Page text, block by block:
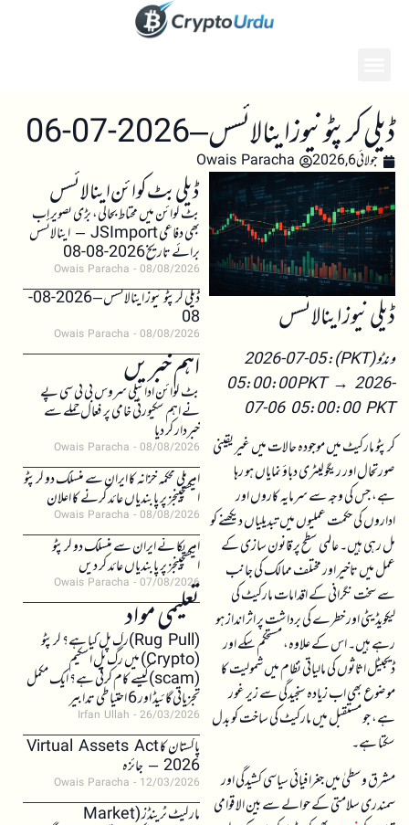
ڈیلی کرپٹو نیوز اینالائسس – 2026-07-06
جولائی 6, 2026 Owais Paracha
ڈیلی نیوز اینالائسس
ونڈو (PKT): 2026-07-05
05:00:00 PKT → 2026-
07-06 05:00:00 PKT
کرپٹو مارکیٹ میں موجودہ حالات میں غیر یقینی
صورتحال اور ریگولیٹری دباؤ نمایاں ہو رہا
ہے، جس کی وجہ سے سرمایہ کاروں اور
اداروں کی حکمت عملیوں میں تبدیلیاں دیکھنے کو
مل رہی ہیں۔ عالمی سطح پر قانون سازی کے
عمل میں تاخیر اور مختلف ممالک کی جانب
سے سخت نگرانی کے اقدامات مارکیٹ کی
لیکویڈیٹی اور خطرے کی برداشت پر اثر انداز ہو
رہے ہیں۔ اس کے علاوہ، مستحکم سکے اور
ڈیجیٹل اثاثوں کی مالیاتی نظام میں شمولیت کا
موضوع بھی اب زیادہ سنجیدگی سے زیر غور
ہے، جو مستقبل میں مارکیٹ کی ساخت کو بدل
سکتا ہے۔
مشرق وسطیٰ میں جغرافیائی سیاسی کشیدگی اور
سمندری سلامتی کے حوالے سے بین الاقوامی
ڈیلی بٹ کوائن اینالائسس
بٹ کوائن میں محتاط بحالی، بڑی تصویر اب
بھی دفاعی JSImport – اینالائسس
برائے تاریخ 2026-08-08
Owais Paracha 08/08/2026
ڈیلی کرپٹو نیوز اینالائسس – 2026-08-
08
Owais Paracha 08/08/2026
اہم خبریں
بٹ کوائن ادائیگی سروس بی ٹی سی پے
نے اہم سکیورٹی خامی پر فعال حملے سے
خبردار کر دیا
Owais Paracha 08/08/2026
امریکی محکمہ خزانہ کا ایران سے منسلک دو کرپٹو
ایکسچینجز پر پابندیاں عائد کرنے کا اعلان
Owais Paracha 08/08/2026
امریکا نے ایران سے منسلک دو کرپٹو
ایکسچینجز پر پابندیاں عائد کر دیں
Owais Paracha 07/08/2026
تعلیمی مواد(Rug Pull)رگ پل کیا ہے؟ کرپٹو
(Crypto) میں رگ پل اسکیم
(scam)کیسے کام کرتی ہے؟ ایک مکمل
تجزیاتی گائیڈ اور 6 احتیاطی تدابیر
Irfan Ullah 26/03/2026
پاکستان کا Virtual Assets Act
2026 – جائزہ
Owais Paracha 12/03/2026
مارکیٹ ٹرینڈز (Market